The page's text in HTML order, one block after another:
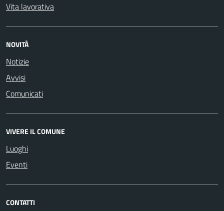
Vita lavorativa
NOVITÀ
Notizie
Avvisi
Comunicati
VIVERE IL COMUNE
Luoghi
Eventi
CONTATTI